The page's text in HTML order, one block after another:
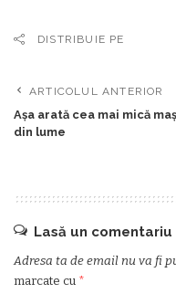
DISTRIBUIE PE
ARTICOLUL ANTERIOR
Aşa arată cea mai mică
din lume
Lasă un comentariu
Adresa ta de email nu va fi
marcate cu *